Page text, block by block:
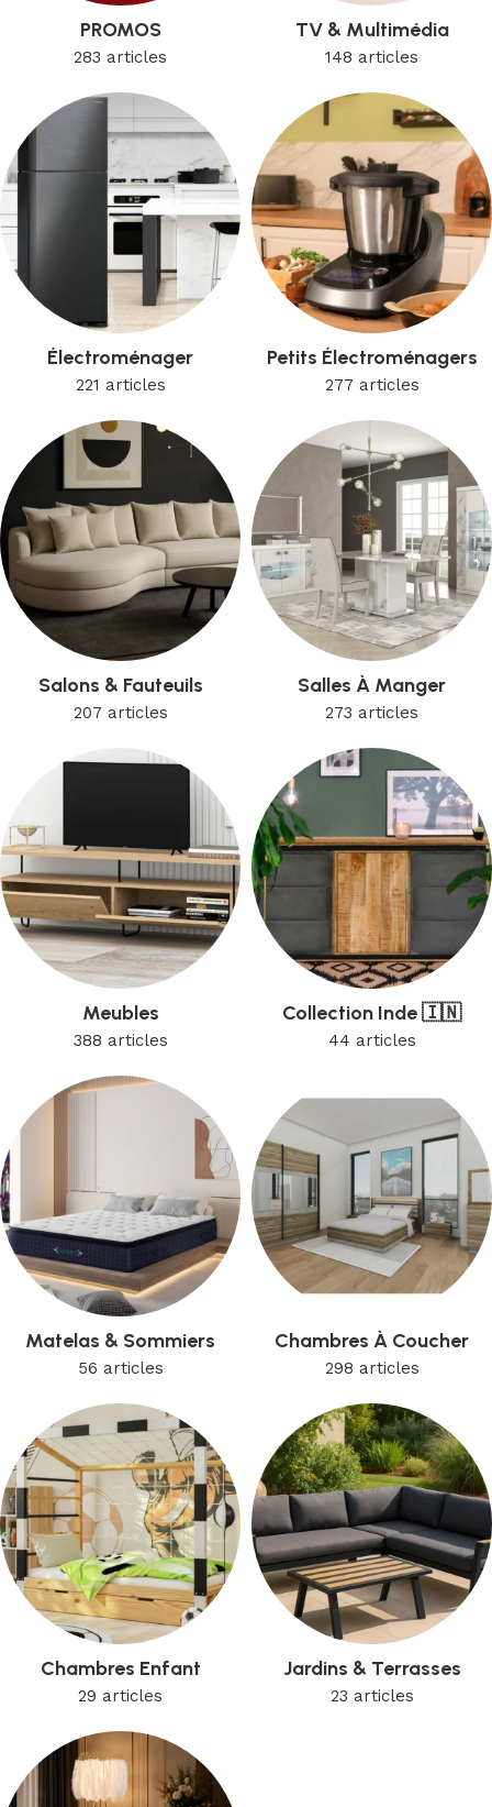
PROMOS
283 articles
TV & Multimédia
148 articles
Électroménager
221 articles
Petits Électroménagers
277 articles
Salons & Fauteuils
207 articles
Salles À Manger
273 articles
Meubles
388 articles
Collection Inde 🇮🇳
44 articles
Matelas & Sommiers
56 articles
Chambres À Coucher
298 articles
Chambres Enfant
29 articles
Jardins & Terrasses
23 articles